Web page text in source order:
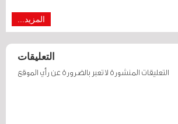
المزيد...
التعليقات
التعليقات المنشورة لا تعبر بالضرورة عن رأي الموقع